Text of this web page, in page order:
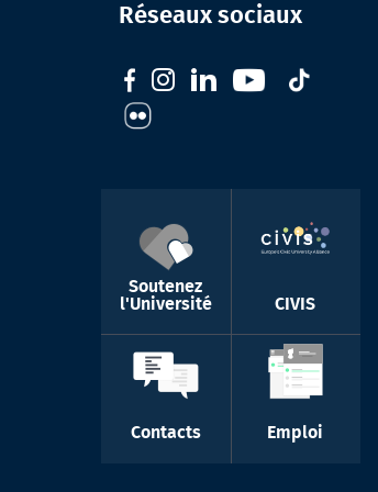
Réseaux sociaux
Soutenez
l'Université
CIVIS
Contacts Emploi